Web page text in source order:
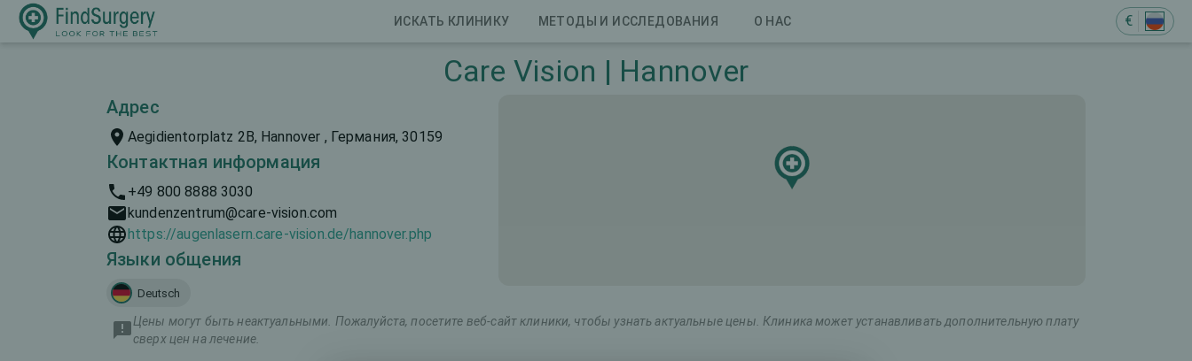
ИСКАТЬ КЛИНИКУ МЕТОДЫ И ИССЛЕДОВАНИЯ О НАС €
Care Vision | Hannover
Адрес
Aegidientorplatz 2B, Hannover , Германия, 30159
Контактная информация
+49 800 8888 3030
kundenzentrum@care-vision.com
https://augenlasern.care-vision.de/hannover.php
Языки общения
Deutsch
Цены могут быть неактуальными. Пожалуйста, посетите веб-сайт клиники, чтобы узнать актуальные цены. Клиника может устанавливать дополнительную плату
сверх цен на лечение.